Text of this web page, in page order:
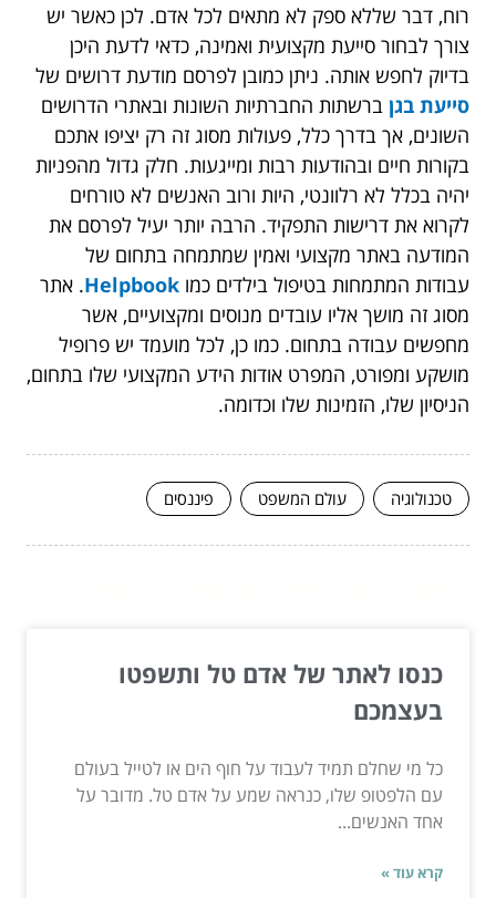
רוח, דבר שללא ספק לא מתאים לכל אדם. לכן כאשר יש
צורך לבחור סייעת מקצועית ואמינה, כדאי לדעת היכן
בדיוק לחפש אותה. ניתן כמובן לפרסם מודעת דרושים של
סייעת בגן ברשתות החברתיות השונות ובאתרי הדרושים
השונים, אך בדרך כלל, פעולות מסוג זה רק יציפו אתכם
בקורות חיים ובהודעות רבות ומייגעות. חלק גדול מהפניות
יהיה בכלל לא רלוונטי, היות ורוב האנשים לא טורחים
לקרוא את דרישות התפקיד. הרבה יותר יעיל לפרסם את
המודעה באתר מקצועי ואמין שמתמחה בתחום של
עבודות המתמחות בטיפול בילדים כמו Helpbook. אתר
מסוג זה מושך אליו עובדים מנוסים ומקצועיים, אשר
מחפשים עבודה בתחום. כמו כן, לכל מועמד יש פרופיל
מושקע ומפורט, המפרט אודות הידע המקצועי שלו בתחום,
הניסיון שלו, הזמינות שלו וכדומה.
טכנולוגיה עולם המשפט פיננסים
כנסו לאתר של אדם טל ותשפטו
בעצמכם
כל מי שחלם תמיד לעבוד על חוף הים או לטייל בעולם
עם הלפטופ שלו, כנראה שמע על אדם טל. מדובר על
אחד האנשים...
קרא עוד »